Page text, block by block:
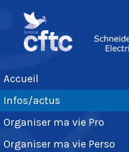
Accueil
Infos/actus
Organiser ma vie Pro
Organiser ma vie Perso